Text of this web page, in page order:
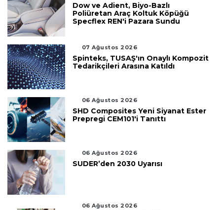
Dow ve Adient, Biyo-Bazlı
Poliüretan Araç Koltuk Köpüğü
Specflex REN'i Pazara Sundu
07 Ağustos 2026
Spinteks, TUSAŞ'ın Onaylı Kompozit
Tedarikçileri Arasına Katıldı
06 Ağustos 2026
SHD Composites Yeni Siyanat Ester
Prepregi CEM101'i Tanıttı
06 Ağustos 2026
SUDER’den 2030 Uyarısı
06 Ağustos 2026